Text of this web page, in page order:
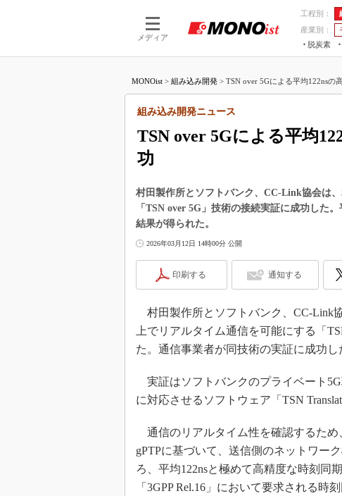
メディア
工程別：
産業別：
脱炭素
つながる工場AI×設備保全
MONOist > 組み込み開発 > TSN over 5Gによる平均122nsの
TSN over 5Gによる平均
功
組み込み開発ニュース
村田製作所とソフトバンク、CC-Link協会は
「TSN over 5G」技術の接続実証に成功した
結果が得られた。
2026年03月12日 14時00分 公開
印刷する 通知する
村田製作所とソフトバンク、CC-Link
上でリアルタイム通信を可能にする「
た。通信事業者が同技術の実証に成功し
実証はソフトバンクのプライベート
に対応させるソフトウェア「TSN
通信のリアルタイム性を確認するため
gPTPに基づいて、送信側のネットワー
ろ、平均122nsと極めて高精度な時刻同
「3GPP Rel.16」において要求される時